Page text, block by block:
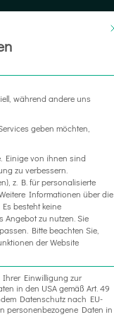
während andere uns
geben möchten,
Einige von ihnen sind
zu verbessern.
z. B. für personalisierte
Informationen über die
Es besteht keine
zu nutzen. Sie
Bitte beachten Sie,
der Website
Ihrer Einwilligung zur
in den USA gemäß Art. 49
Datenschutz nach EU-
personenbezogene Daten in